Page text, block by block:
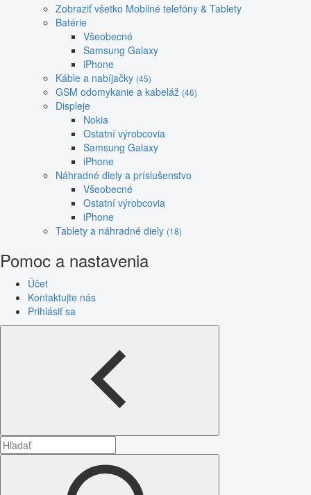
Zobraziť všetko Mobilné telefóny & Tablety
Batérie
Všeobecné
Samsung Galaxy
iPhone
Káble a nabíjačky (45)
GSM odomykanie a kabeláž (46)
Displeje
Nokia
Ostatní výrobcovia
Samsung Galaxy
iPhone
Náhradné diely a príslušenstvo
Všeobecné
Ostatní výrobcovia
iPhone
Tablety a náhradné diely (18)
Pomoc a nastavenia
Účet
Kontaktujte nás
Prihlásiť sa